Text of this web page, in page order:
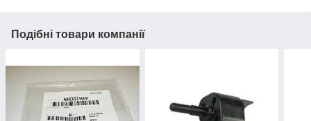
Подібні товари компанії